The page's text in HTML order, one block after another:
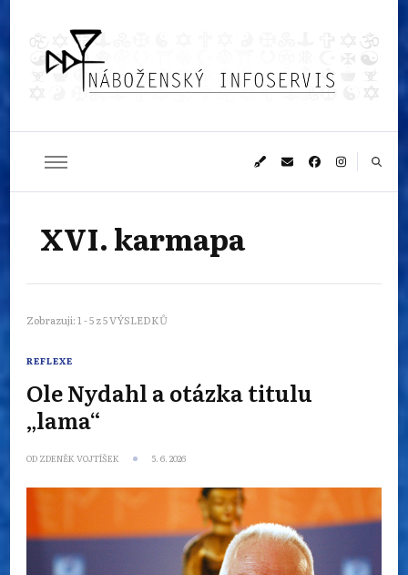
Náboženský
infoservis
XVI. karmapa
Zobrazuji: 1 - 5 z 5 VÝSLEDKŮ
REFLEXE
Ole Nydahl a otázka titulu
„lama“
OD ZDENĚK VOJTÍŠEK 5. 6. 2026